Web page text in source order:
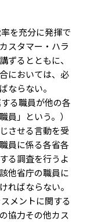
を充分に発揮で
スタマー・ハラ
ずるとともに、
においては、必
ならない。
る職員が他の各
員」という。）
させる言動を受
員に係る各省各
る調査を行うよ
他省庁の職員に
ればならない。
メントに関する
協力その他カス